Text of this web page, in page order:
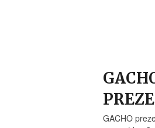
GACHO